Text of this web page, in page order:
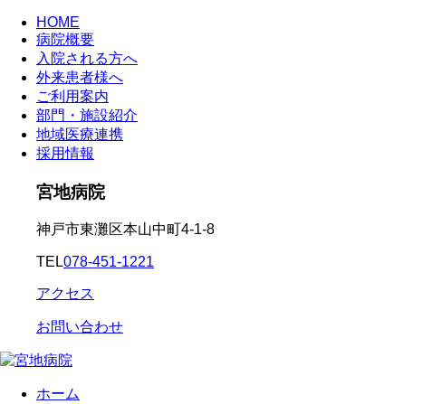
HOME
病院概要
入院される方へ
外来患者様へ
ご利用案内
部門・施設紹介
地域医療連携
採用情報
宮地病院
神戸市東灘区本山中町4-1-8
TEL078-451-1221
アクセス
お問い合わせ
ホーム